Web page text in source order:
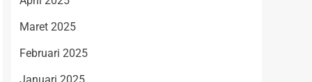
Maret 2025
Februari 2025